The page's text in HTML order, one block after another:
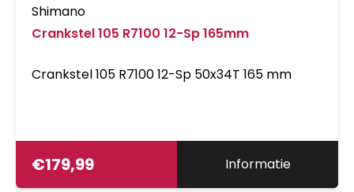
Shimano
Crankstel 105 R7100 12-Sp 165mm
Crankstel 105 R7100 12-Sp 50x34T 165 mm
€179,99 Informatie